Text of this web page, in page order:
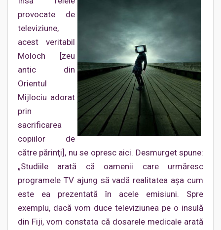
provocate de
televiziune,
acest veritabil
Moloch [zeu
antic din
Orientul
Mijlociu adorat
prin
sacrificarea
copiilor de
către părinţi], nu se opresc aici. Desmurget spune:
„Studiile arată că oamenii care urmăresc
programele TV ajung să vadă realitatea aşa cum
este ea prezentată în acele emisiuni. Spre
exemplu, dacă vom duce televiziunea pe o insulă
din Fiji, vom constata că dosarele medicale arată